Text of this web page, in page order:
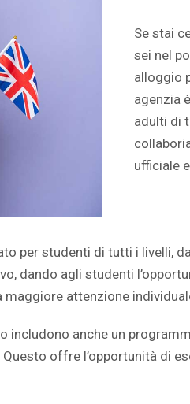
Se stai
sei nel
alloggio
agenzia
adulti di
ufficiale
per studenti di tutti i livelli,
dando agli studenti
attenzione
includono anche un
offre l’opportunità di